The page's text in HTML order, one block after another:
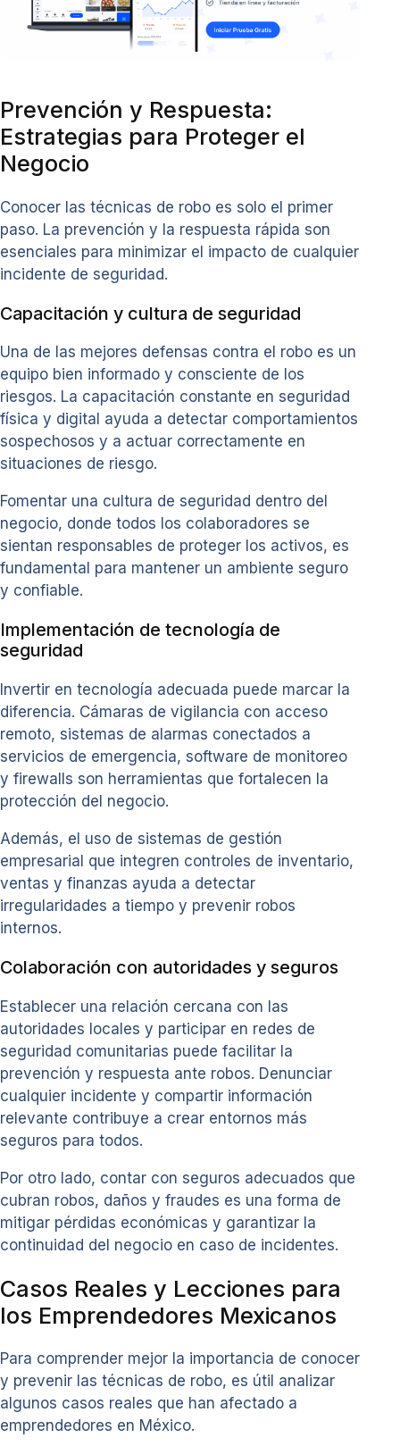
Prevención y Respuesta:
Estrategias para Proteger el
Negocio
Conocer las técnicas de robo es solo el primer
paso. La prevención y la respuesta rápida son
esenciales para minimizar el impacto de cualquier
incidente de seguridad.
Capacitación y cultura de seguridad
Una de las mejores defensas contra el robo es un
equipo bien informado y consciente de los
riesgos. La capacitación constante en seguridad
física y digital ayuda a detectar comportamientos
sospechosos y a actuar correctamente en
situaciones de riesgo.
Fomentar una cultura de seguridad dentro del
negocio, donde todos los colaboradores se
sientan responsables de proteger los activos, es
fundamental para mantener un ambiente seguro
y confiable.
Implementación de tecnología de
seguridad
Invertir en tecnología adecuada puede marcar la
diferencia. Cámaras de vigilancia con acceso
remoto, sistemas de alarmas conectados a
servicios de emergencia, software de monitoreo
y firewalls son herramientas que fortalecen la
protección del negocio.
Además, el uso de sistemas de gestión
empresarial que integren controles de inventario,
ventas y finanzas ayuda a detectar
irregularidades a tiempo y prevenir robos
internos.
Colaboración con autoridades y seguros
Establecer una relación cercana con las
autoridades locales y participar en redes de
seguridad comunitarias puede facilitar la
prevención y respuesta ante robos. Denunciar
cualquier incidente y compartir información
relevante contribuye a crear entornos más
seguros para todos.
Por otro lado, contar con seguros adecuados que
cubran robos, daños y fraudes es una forma de
mitigar pérdidas económicas y garantizar la
continuidad del negocio en caso de incidentes.
Casos Reales y Lecciones para
los Emprendedores Mexicanos
Para comprender mejor la importancia de conocer
y prevenir las técnicas de robo, es útil analizar
algunos casos reales que han afectado a
emprendedores en México.